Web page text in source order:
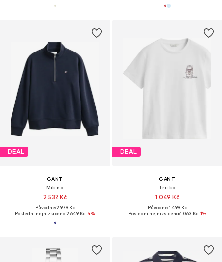
DEAL
GANT
Mikina
2 532 Kč
Původně: 2 979 Kč
Poslední nejnižší cena:2 649 Kč-4%
DEAL
GANT
Tričko
1 049 Kč
Původně: 1 499 Kč
Poslední nejnižší cena:1 063 Kč-1%